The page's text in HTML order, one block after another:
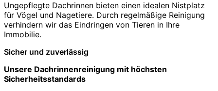
Ungepflegte Dachrinnen bieten einen idealen Nistplatz
für Vögel und Nagetiere. Durch regelmäßige Reinigung
verhindern wir das Eindringen von Tieren in Ihre
Immobilie.
Sicher und zuverlässig
Unsere Dachrinnenreinigung mit höchsten
Sicherheitsstandards